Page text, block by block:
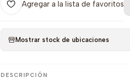
Agregar a la lista de favoritos
Mostrar stock de ubicaciones
DESCRIPCIÓN